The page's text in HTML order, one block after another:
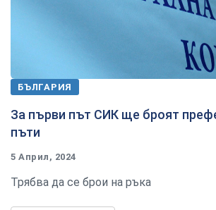
БЪЛГАРИЯ
За първи път СИК ще броят
пъти
5 Април, 2024
Трябва да се брои на ръка